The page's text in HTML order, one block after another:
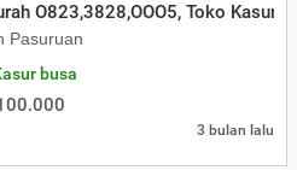
O823,3828,OOO5, Toko Kasur
Pasuruan
busa
3 bulan lalu